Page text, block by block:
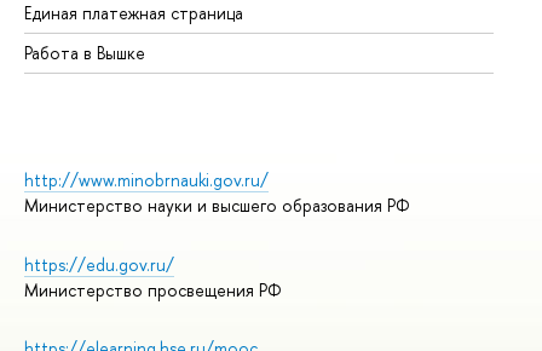
Единая платежная страница
Работа в Вышке
http://www.minobrnauki.gov.ru/
Министерство науки и высшего образования РФ
https://edu.gov.ru/
Министерство просвещения РФ